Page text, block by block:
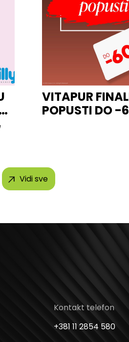
VITAPUR
POPUSTI DO -
Vidi sve
Kontakt telefon
+381 11 2854 580